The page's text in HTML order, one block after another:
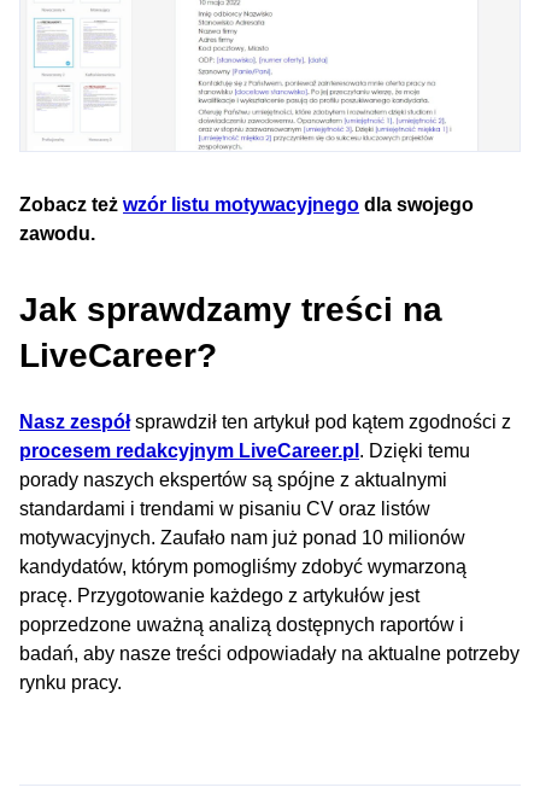
Zobacz też wzór listu motywacyjnego dla swojego
zawodu.
Jak sprawdzamy treści na
LiveCareer?
Nasz zespółsprawdził ten artykuł pod kątem zgodności z
procesem redakcyjnym LiveCareer.pl . Dzięki temu
porady naszych ekspertów są spójne z aktualnymi
standardami i trendami w pisaniu CV oraz listów
motywacyjnych. Zaufało nam już ponad 10 milionów
kandydatów, którym pomogliśmy zdobyć wymarzoną
pracę. Przygotowanie każdego z artykułów jest
poprzedzone uważną analizą dostępnych raportów i
badań, aby nasze treści odpowiadały na aktualne potrzeby
rynku pracy.